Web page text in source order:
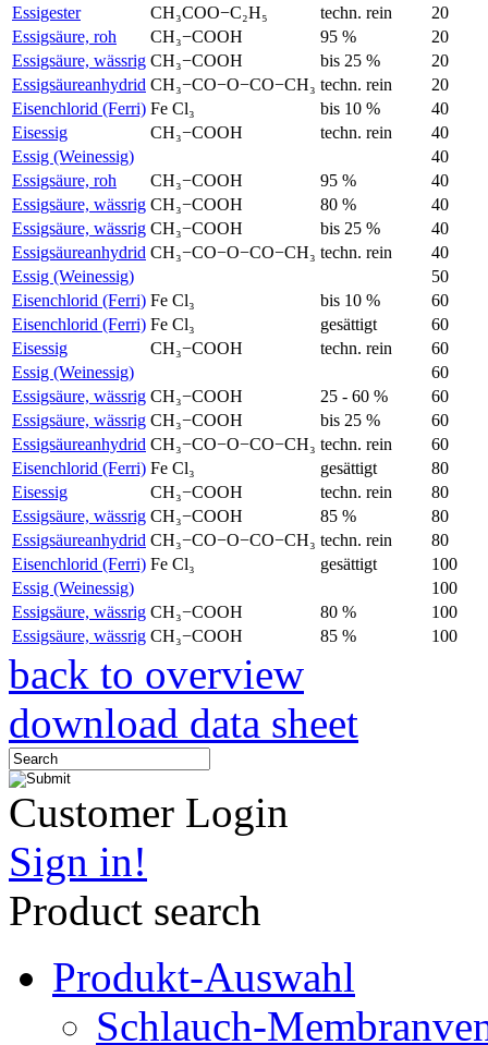
Essigester
CH₃COO−C₂H₅ techn. rein
20
Essigsäure, roh
CH₃−COOH 95 %
20
Essigsäure, wässrig CH₃−COOH bis 25 %
20
Essigsäureanhydrid CH₃−CO−O−CO−CH₃ techn. rein
20
Eisenchlorid (Ferri) Fe Cl₃ bis 10 %
40
Eisessig
CH₃−COOH techn. rein
40
Essig (Weinessig)
40
Essigsäure, roh
CH₃−COOH 95 %
40
Essigsäure, wässrig CH₃−COOH 80 %
40
Essigsäure, wässrig CH₃−COOH bis 25 %
40
Essigsäureanhydrid CH₃−CO−O−CO−CH₃ techn. rein
40
Essig (Weinessig)
50
Eisenchlorid (Ferri) Fe Cl₃ bis 10 %
60
Eisenchlorid (Ferri) Fe Cl₃ gesättigt
60
Eisessig
CH₃−COOH techn. rein
60
Essig (Weinessig)
60
Essigsäure, wässrig CH₃−COOH 25 - 60 %
60
Essigsäure, wässrig CH₃−COOH bis 25 %
60
Essigsäureanhydrid CH₃−CO−O−CO−CH₃ techn. rein
60
Eisenchlorid (Ferri) Fe Cl₃ gesättigt
80
Eisessig
CH₃−COOH techn. rein
80
Essigsäure, wässrig CH₃−COOH 85 %
80
Essigsäureanhydrid CH₃−CO−O−CO−CH₃ techn. rein
80
Eisenchlorid (Ferri) Fe Cl₃ gesättigt
100
Essig (Weinessig)
100
Essigsäure, wässrig CH₃−COOH 80 %
100
Essigsäure, wässrig CH₃−COOH 85 % 100
back to overview
download data sheet
Customer Login
Sign in!
Product search
Produkt-Auswahl
Schlauch-